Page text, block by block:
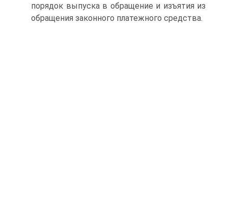
порядок выпуска в обращение и изъятия из
обращения законного платежного средства.